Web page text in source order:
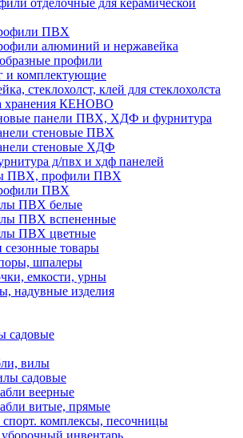
отделочные для керамической
ПВХ
алюминий и нержавейка
профили
и комплектующие
стеклохолст, клей для стеклохолста
хранения КЕНОВО
панели ПВХ, ХДФ и фурнитура
стеновые ПВХ
стеновые ХДФ
д/пвх и хдф панелей
ПВХ, профили ПВХ
ПВХ
ПВХ белые
ПВХ вспененные
ПВХ цветные
сезонные товары
шпалеры
емкости, урны
надувные изделия
садовые
вилы
садовые
веерные
витые, прямые
спорт. комплексы, песочницы
инвентарь